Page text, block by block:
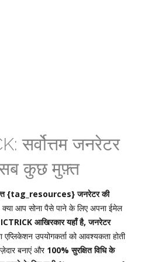
सर्वोत्तम जनरेटर
कुछ मुफ़्त
{tag_resources} जनरेटर की
क्या आप सोना पैसे पाने के लिए अपना ईमेल
आखिरकार यहाँ है, जनरेटर
उपयोगकर्ता को आवश्यकता होती
बनाएं और 100% सुरक्षित विधि के